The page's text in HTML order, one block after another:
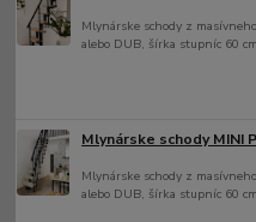
Mlynárske schody z
alebo DUB, šírka stupníc 60
Mlynárske schody MINI
Mlynárske schody z
alebo DUB, šírka stupníc 60